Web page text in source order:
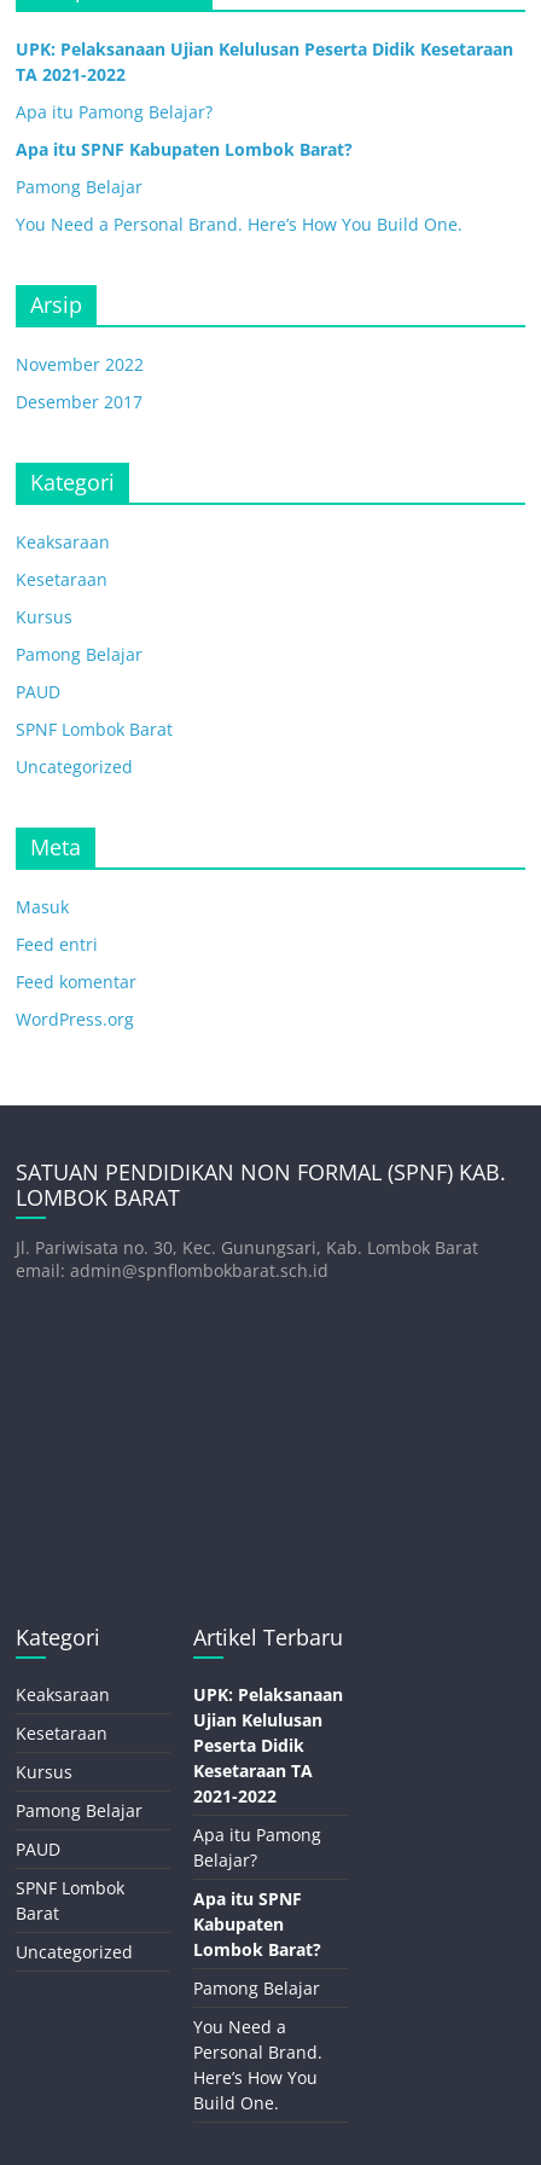
UPK: Pelaksanaan Ujian Kelulusan Peserta Didik Kesetaraan
TA 2021-2022
Apa itu Pamong Belajar?
Apa itu SPNF Kabupaten Lombok Barat?
Pamong Belajar
You Need a Personal Brand. Here’s How You Build One.
Arsip
November 2022
Desember 2017
Kategori
Keaksaraan
Kesetaraan
Kursus
Pamong Belajar
PAUD
SPNF Lombok Barat
Uncategorized
Meta
Masuk
Feed entri
Feed komentar
WordPress.org
SATUAN PENDIDIKAN NON FORMAL (SPNF) KAB.
LOMBOK BARAT
Jl. Pariwisata no. 30, Kec. Gunungsari, Kab. Lombok Barat
email: admin@spnflombokbarat.sch.id
Kategori
Keaksaraan
Kesetaraan
Kursus
Pamong Belajar
PAUD
SPNF Lombok
Barat
Uncategorized
Artikel Terbaru
UPK: Pelaksanaan
Ujian Kelulusan
Peserta Didik
Kesetaraan TA
2021-2022
Apa itu Pamong
Belajar?
Apa itu SPNF
Kabupaten
Lombok Barat?
Pamong Belajar
You Need a
Personal Brand.
Here’s How You
Build One.